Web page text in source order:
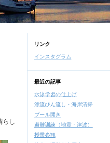
らし
リンク
インスタグラム
最近の記事
水泳学習の仕上げ
漂流びん流し・海岸清掃
プール開き
避難訓練（地震・津波）
授業参観